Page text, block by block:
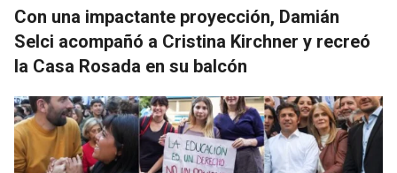
Con una impactante proyección, Damián
Selci acompañó a Cristina Kirchner y recreó
la Casa Rosada en su balcón